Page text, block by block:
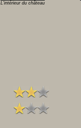
L'intérieur du château